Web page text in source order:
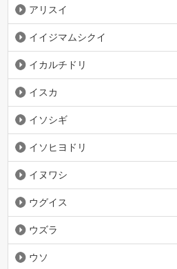
アリスイ
イイジマムシクイ
イカルチドリ
イスカ
イソシギ
イソヒヨドリ
イヌワシ
ウグイス
ウズラ
ウソ